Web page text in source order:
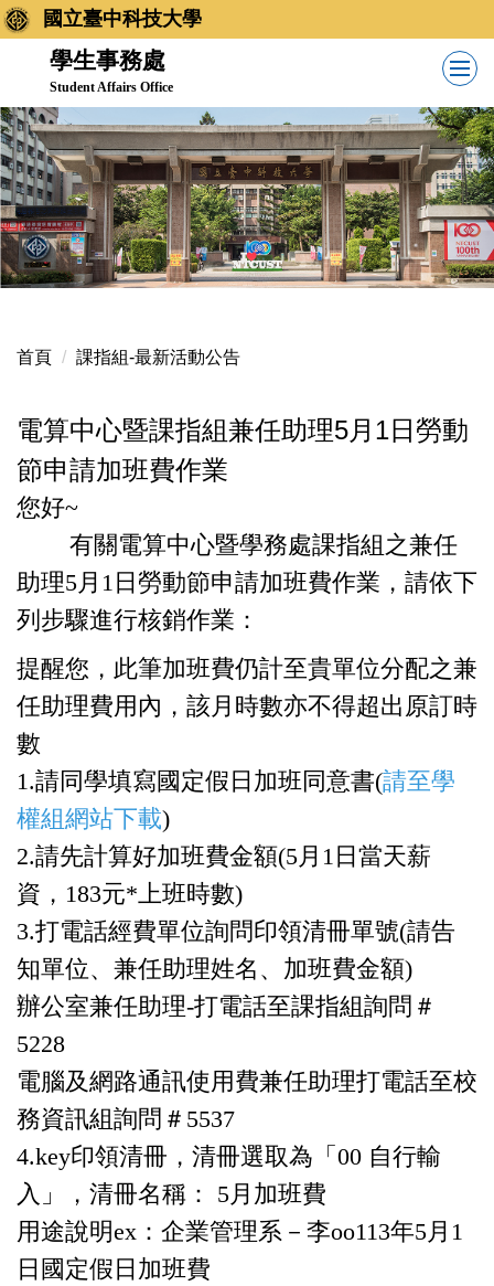
跳
到
內
容
區
國立臺中科技大學
學生事務處
Student Affairs Office
首頁 課指組-最新活動公告
電算中心暨課指組兼任助理5月1日勞動
節申請加班費作業
您好~
有關電算中心暨學務處課指組之兼任
助理5月1日勞動節申請加班費作業，請依下
列步驟進行核銷作業：
提醒您，此筆加班費仍計至貴單位分配之兼
任助理費用內， 該月時數亦不得超出原訂時
數
1.請同學填寫國定假日加班同意書(請至學
權組網站下載)
2.請先計算好加班費金額(5月1日當天薪
資，183元*上班時數)
3.打電話經費單位詢問印領清冊單號(請告
知單位、 兼任助理姓名、加班費金額)
辦公室兼任助理-打電話至課指組詢問＃
5228
電腦及網路通訊使用費兼任助理打電話至校
務資訊組詢問＃5537
4.key印領清冊，清冊選取為「00 自行輸
入」，清冊名稱： 5月加班費
用途說明ex：企業管理系－ 李oo113年5月1
日國定假日加班費